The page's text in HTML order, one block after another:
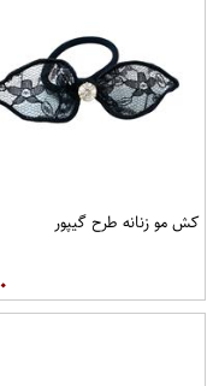
کش مو زنانه طرح گیپور
۰